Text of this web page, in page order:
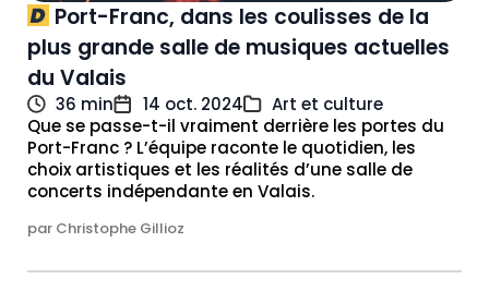
Port-Franc, dans les coulisses de la
plus grande salle de musiques actuelles
du Valais
36 min 14 oct. 2024
Art et culture
Que se passe-t-il vraiment derrière les portes du
Port-Franc ? L’équipe raconte le quotidien, les
choix artistiques et les réalités d’une salle de
concerts indépendante en Valais.
par Christophe Gillioz